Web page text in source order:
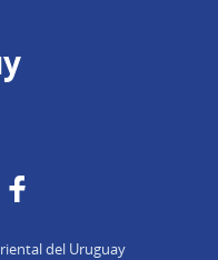
del Uruguay